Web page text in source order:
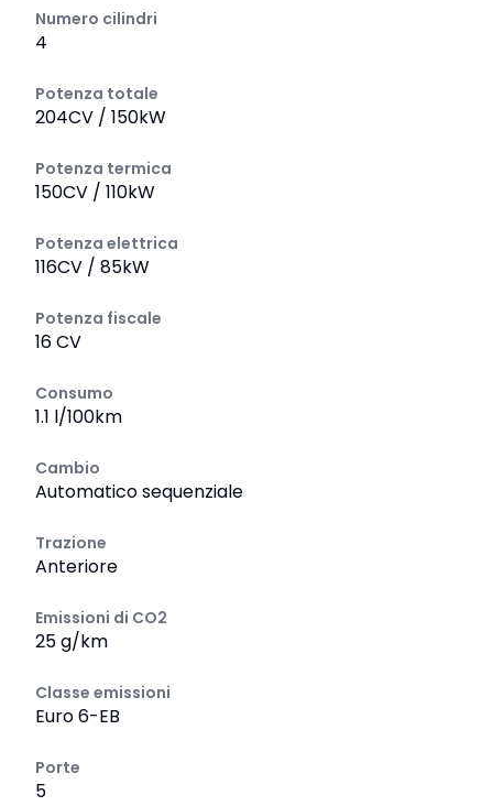
Numero cilindri
4
Potenza totale
204CV / 150kW
Potenza termica
150CV / 110kW
Potenza elettrica
116CV / 85kW
Potenza fiscale
16 CV
Consumo
1.1 l/100km
Cambio
Automatico sequenziale
Trazione
Anteriore
Emissioni di CO2
25 g/km
Classe emissioni
Euro 6-EB
Porte
5